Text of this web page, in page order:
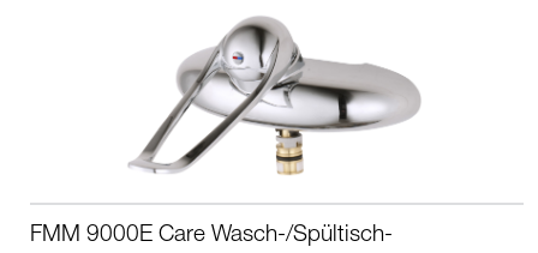
FMM 9000E Care Wasch-/Spültisch-